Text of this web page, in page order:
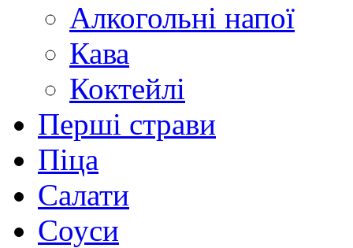
Алкогольні напої
Кава
Коктейлі
Перші страви
Піца
Салати
Соуси